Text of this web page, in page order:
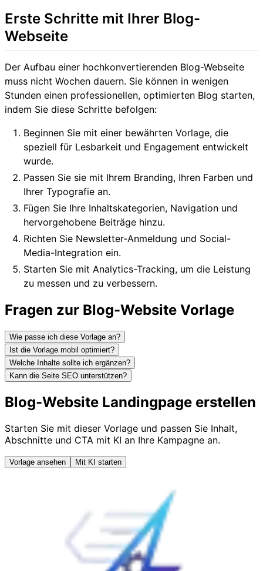
Erste Schritte mit Ihrer Blog-
Webseite
Der Aufbau einer hochkonvertierenden Blog-Webseite
muss nicht Wochen dauern. Sie können in wenigen
Stunden einen professionellen, optimierten Blog starten,
indem Sie diese Schritte befolgen:
Beginnen Sie mit einer bewährten Vorlage, die
speziell für Lesbarkeit und Engagement entwickelt
wurde.
Passen Sie sie mit Ihrem Branding, Ihren Farben und
Ihrer Typografie an.
Fügen Sie Ihre Inhaltskategorien, Navigation und
hervorgehobene Beiträge hinzu.
Richten Sie Newsletter-Anmeldung und Social-
Media-Integration ein.
Starten Sie mit Analytics-Tracking, um die Leistung
zu messen und zu verbessern.
Fragen zur Blog-Website Vorlage
Wie passe ich diese Vorlage an?
Ist die Vorlage mobil optimiert?
Welche Inhalte sollte ich ergänzen?
Kann die Seite SEO unterstützen?
Blog-Website Landingpage erstellen
Starten Sie mit dieser Vorlage und passen Sie Inhalt,
Abschnitte und CTA mit KI an Ihre Kampagne an.
Vorlage ansehen Mit KI starten